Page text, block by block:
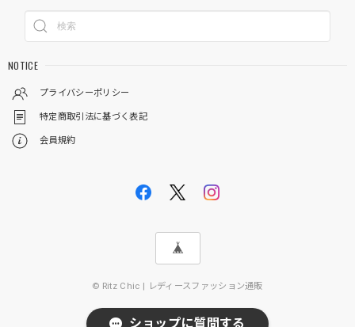
NOTICE
プライバシーポリシー
特定商取引法に基づく表記
会員規約
© Ritz Chic | レディースファッション通販
ショップに質問する